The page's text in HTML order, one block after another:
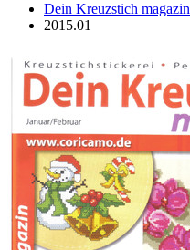
Dein Kreuzstich magazin
2015.01